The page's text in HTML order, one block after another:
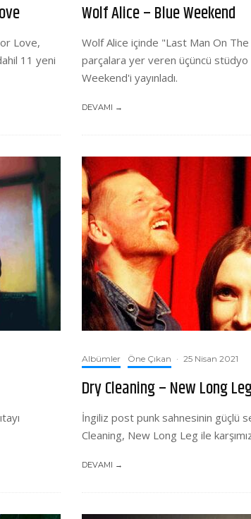
Love,
11 yeni
Wolf Alice – Blue Weekend
Wolf Alice içinde "Last Man On
parçalara yer veren üçüncü stüdyo
Weekend'i yayınladı.
DEVAMI →
Albümler Öne Çıkan · 25 Nisan 2021
Dry Cleaning – New Long
İngiliz post punk sahnesinin güçlü
Cleaning, New Long Leg ile
DEVAMI →